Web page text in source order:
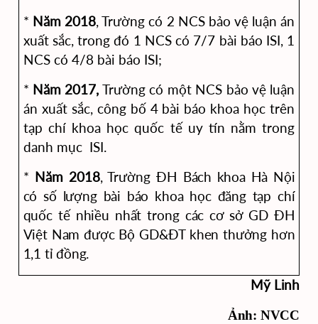
* Năm 2018, Trường có 2 NCS bảo vệ luận án
xuất sắc, trong đó 1 NCS có 7/7 bài báo ISI, 1
NCS có 4/8 bài báo ISI;
* Năm 2017, Trường có một NCS bảo vệ luận
án xuất sắc, công bố 4 bài báo khoa học trên
tạp chí khoa học quốc tế uy tín nằm trong
danh mục ISI.
* Năm 2018, TrườngĐH Bách khoa Hà Nội
có số lượng bài báo khoa học đăng tạp chí
quốc tế nhiều nhất trong các cơ sở GD ĐH
Việt Nam được Bộ GD&ĐT khen thưởng hơn
1,1 tỉ đồng.
Mỹ Linh
Ảnh: NVCC